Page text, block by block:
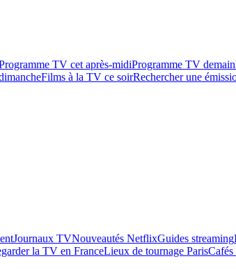
TV cet après-midiProgramme TV demain
Films à la TV ce soirRechercher une
Journaux TVNouveautés NetflixGuides streaming
la TV en FranceLieux de tournage ParisCafés